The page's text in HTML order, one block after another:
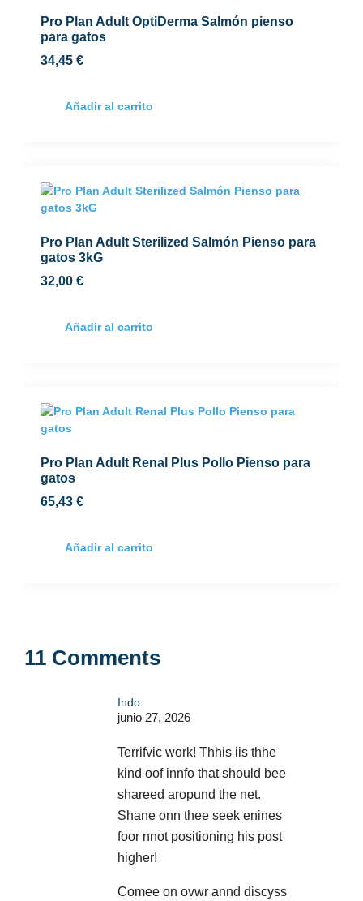
Pro Plan Adult OptiDerma Salmón pienso
para gatos
34,45 €
Añadir al carrito
Pro Plan Adult Sterilized Salmón Pienso para
gatos 3kG
32,00 €
Añadir al carrito
Pro Plan Adult Renal Plus Pollo Pienso para
gatos
65,43 €
Añadir al carrito
11 Comments
Indo
junio 27, 2026
Terrifvic work! Thhis iis thhe
kind oof innfo that should bee
shareed aropund the net.
Shane onn thee seek enines
foor nnot positioning his post
higher!
Comee on ovwr annd discyss